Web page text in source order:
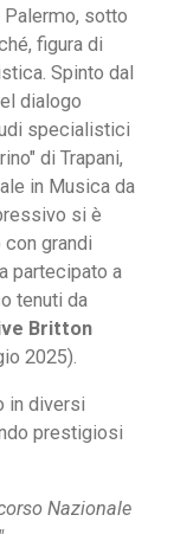
sotto
figura di
Spinto dal
dialogo
specialistici
di Trapani,
in Musica da
si è
grandi
partecipato a
tenuti da
Britton
2025).
in diversi
prestigiosi
Nazionale